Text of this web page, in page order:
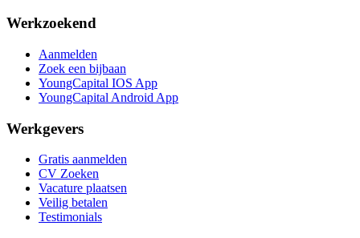
Werkzoekend
Aanmelden
Zoek een bijbaan
YoungCapital IOS App
YoungCapital Android App
Werkgevers
Gratis aanmelden
CV Zoeken
Vacature plaatsen
Veilig betalen
Testimonials